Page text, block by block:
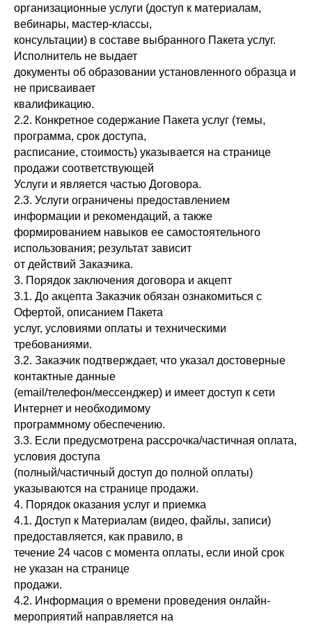
организационные услуги (доступ к материалам,
вебинары, мастер-классы,
консультации) в составе выбранного Пакета услуг.
Исполнитель не выдает
документы об образовании установленного образца и
не присваивает
квалификацию.
2.2. Конкретное содержание Пакета услуг (темы,
программа, срок доступа,
расписание, стоимость) указывается на странице
продажи соответствующей
Услуги и является частью Договора.
2.3. Услуги ограничены предоставлением
информации и рекомендаций, а также
формированием навыков ее самостоятельного
использования; результат зависит
от действий Заказчика.
3. Порядок заключения договора и акцепт
3.1. До акцепта Заказчик обязан ознакомиться с
Офертой, описанием Пакета
услуг, условиями оплаты и техническими
требованиями.
3.2. Заказчик подтверждает, что указал достоверные
контактные данные
(email/телефон/мессенджер) и имеет доступ к сети
Интернет и необходимому
программному обеспечению.
3.3. Если предусмотрена рассрочка/частичная оплата,
условия доступа
(полный/частичный доступ до полной оплаты)
указываются на странице продажи.
4. Порядок оказания услуг и приемка
4.1. Доступ к Материалам (видео, файлы, записи)
предоставляется, как правило, в
течение 24 часов с момента оплаты, если иной срок
не указан на странице
продажи.
4.2. Информация о времени проведения онлайн-
мероприятий направляется на